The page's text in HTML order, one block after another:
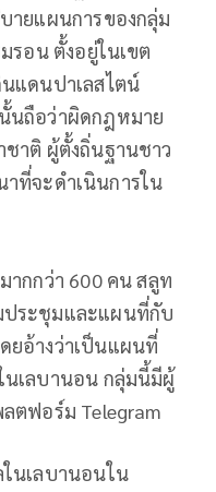
ายแผนการของกลุ่ม
รอน ตั้งอยู่ในเขต
แดนปาเลสไตน์
นถือว่าผิดกฎหมาย
าติ ผู้ตั้งถิ่นฐานชาว
ที่จะดำเนินการใน
ากกว่า 600 คน สลูท
ประชุมและแผนที่กับ
ยอ้างว่าเป็นแผนที่
นเลบานอน กลุ่มนี้มีผู้
ตฟอร์ม Telegram
นเลบานอนใน